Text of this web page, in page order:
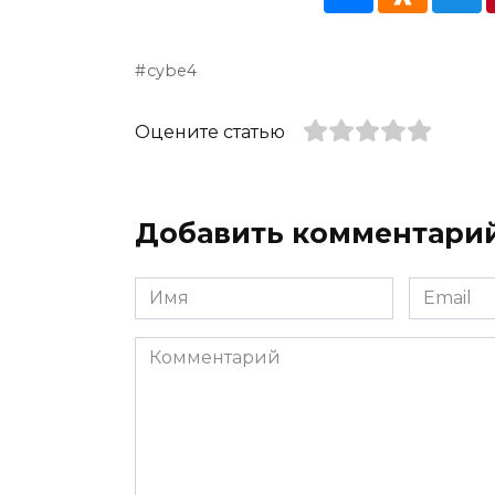
cybe4
Оцените статью
Добавить
Имя
*
Email
*
Комментарий